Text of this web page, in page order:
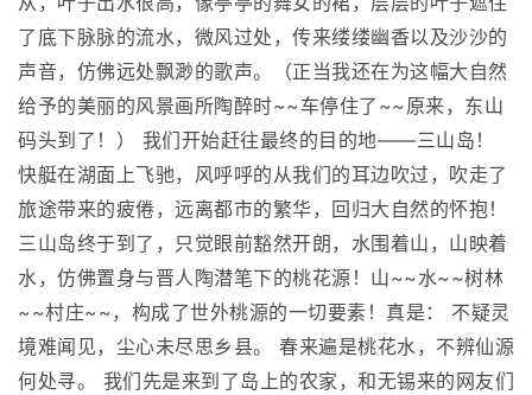
了底下脉脉的流水，微风过处，传来缕缕幽香以及沙沙的
声音，仿佛远处飘渺的歌声。（正当我还在为这幅大自然
给予的美丽的风景画所陶醉时~~车停住了~~原来，东山
码头到了！） 我们开始赶往最终的目的地——三山岛！
快艇在湖面上飞驰，风呼呼的从我们的耳边吹过，吹走了
旅途带来的疲倦，远离都市的繁华，回归大自然的怀抱！
三山岛终于到了，只觉眼前豁然开朗，水围着山，山映着
水，仿佛置身与晋人陶潜笔下的桃花源！山~~水~~树林
~~村庄~~，构成了世外桃源的一切要素！真是： 不疑灵
境难闻见，尘心未尽思乡县。 春来遍是桃花水，不辨仙源
何处寻。 我们先是来到了岛上的农家，和无锡来的网友们